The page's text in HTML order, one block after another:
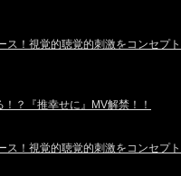
ス！視覚的聴覚的刺激をコンセプ
？『推幸せに』MV解禁！！
ス！視覚的聴覚的刺激をコンセプ